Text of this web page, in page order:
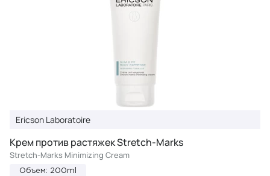
Ericson Laboratoire
Крем против растяжек Stretch-Marks
Stretch-Marks Minimizing Cream
Объем: 200ml